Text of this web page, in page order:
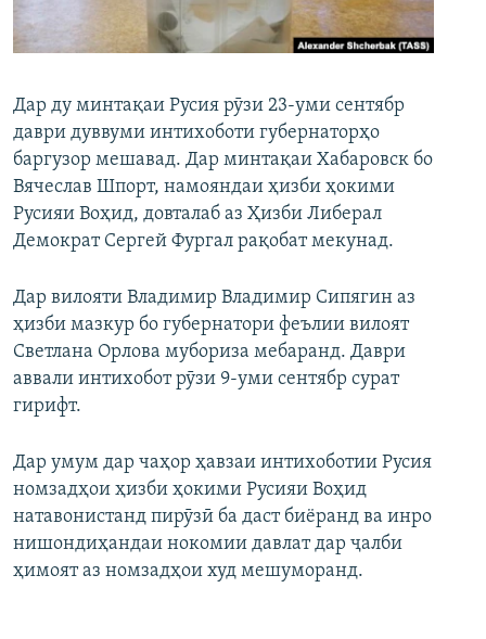
ГУЗОРИШҲОИ РАДИОӢ
Русский
ПАЙГИРӢ КУНЕД
Ҳамаи сомонаҳои RFE/RL
Дар ду минтақаи Русия рӯзи 23-уми сентябр
даври дуввуми интихоботи губернаторҳо
баргузор мешавад. Дар минтақаи Хабаровск бо
Вячеслав Шпорт, намояндаи ҳизби ҳокими
Русияи Воҳид, довталаб аз Ҳизби Либерал
Демократ Сергей Фургал рақобат мекунад.
Дар вилояти Владимир Владимир Сипягин аз
ҳизби мазкур бо губернатори феълии вилоят
Светлана Орлова мубориза мебаранд. Даври
аввали интихобот рӯзи 9-уми сентябр сурат
гирифт.
Дар умум дар чаҳор ҳавзаи интихоботии Русия
номзадҳои ҳизби ҳокими Русияи Воҳид
натавонистанд пирӯзӣ ба даст биёранд ва инро
нишондиҳандаи нокомии давлат дар ҷалби
ҳимоят аз номзадҳои худ мешуморанд.